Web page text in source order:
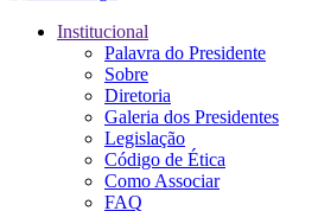
Institucional
Palavra do Presidente
Sobre
Diretoria
Galeria dos Presidentes
Legislação
Código de Ética
Como Associar
FAQ